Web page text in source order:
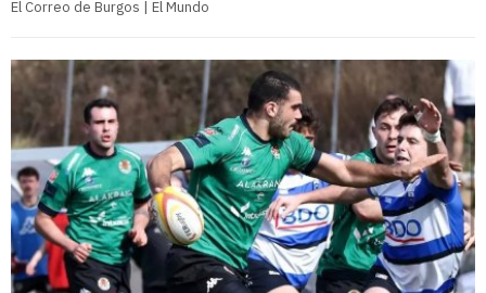
El Correo de Burgos | El Mundo